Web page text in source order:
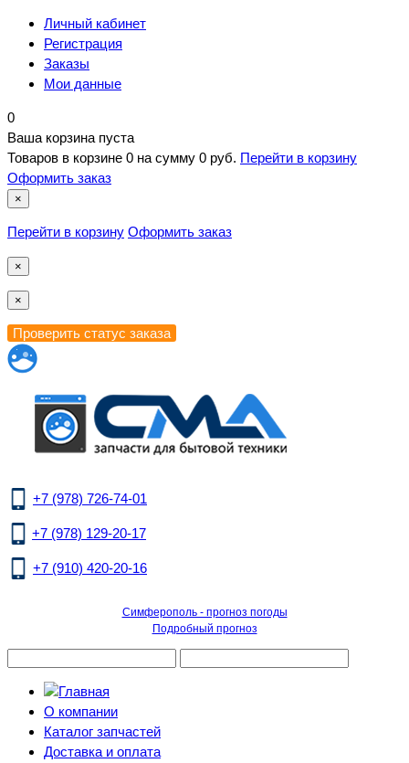
Личный кабинет
Регистрация
Заказы
Мои данные
0
Ваша корзина пуста
Товаров в корзине 0 на сумму 0 руб. Перейти в корзину
Оформить заказ
×
Перейти в корзину Оформить заказ
×
×
+7 (978) 726-74-01
+7 (978) 129-20-17
+7 (910) 420-20-16
Симферополь - прогноз погоды
Подробный прогноз
О компании
Каталог запчастей
Доставка и оплата